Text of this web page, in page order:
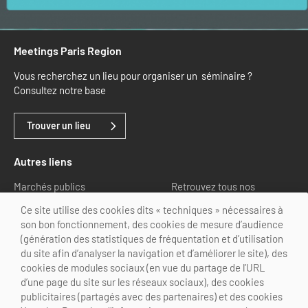
Meetings Paris Region
Vous recherchez un lieu pour organiser un séminaire ?
Consultez notre base
Trouver un lieu
Autres liens
Marchés publics
Retrouvez tous nos
Nous suivre
Ce site utilise des cookies dits « techniques » nécessaires à
son bon fonctionnement, des cookies de mesure d’audience
(génération des statistiques de fréquentation et d’utilisation
du site afin d’analyser la navigation et d’améliorer le site), des
cookies de modules sociaux (en vue du partage de l’URL
d’une page du site sur les réseaux sociaux), des cookies
publicitaires (partagés avec des partenaires) et des cookies